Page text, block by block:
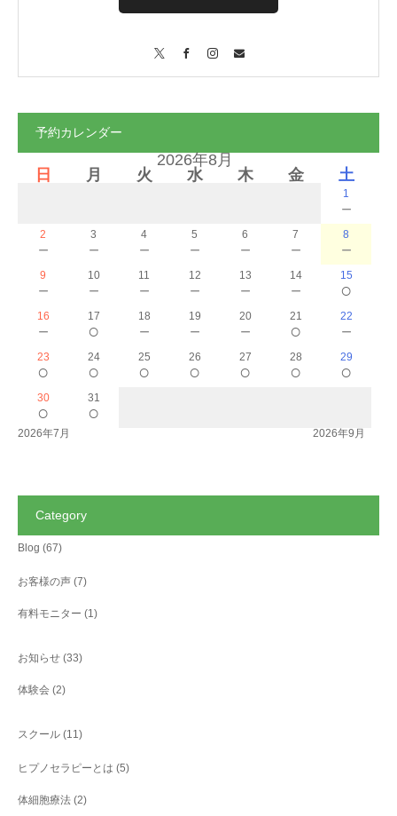
予約カレンダー
2026年8月
日
月 火 水 木 金 土
1
－
2
－
3
－
4
－
5
－
6
－
7
－
8
－
9
－
10
－
11
－
12
－
13
－
14
－
15
○
16
－
17
○
18
－
19
－
20
－
21
○
22
－
23
○
24
○
25
○
26
○
27
○
28
○
29
○
30
○
31
○
2026年7月 2026年9月
Category
Blog (67)
お客様の声 (7)
有料モニター (1)
お知らせ (33)
体験会 (2)
スクール (11)
ヒプノセラピーとは (5)
体細胞療法 (2)